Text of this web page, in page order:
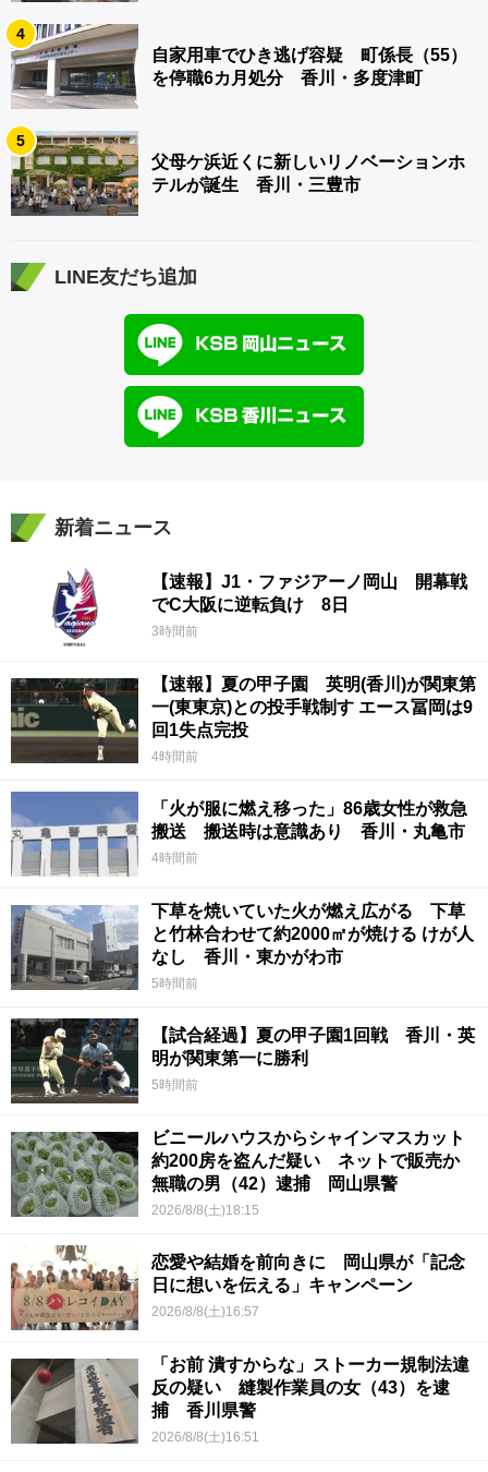
4
自家用車でひき逃げ容疑 町係長（55）
を停職6カ月処分 香川・多度津町
5
父母ケ浜近くに新しいリノベーションホ
テルが誕生 香川・三豊市
LINE友だち追加
新着ニュース
【速報】J1・ファジアーノ岡山 開幕戦
でC大阪に逆転負け 8日
3時間前
【速報】夏の甲子園 英明(香川)が関東第
一(東東京)との投手戦制す エース冨岡は9
回1失点完投
4時間前
「火が服に燃え移った」86歳女性が救急
搬送 搬送時は意識あり 香川・丸亀市
4時間前
下草を焼いていた火が燃え広がる 下草
と竹林合わせて約2000㎡が焼ける けが人
なし 香川・東かがわ市
5時間前
【試合経過】夏の甲子園1回戦 香川・英
明が関東第一に勝利
5時間前
ビニールハウスからシャインマスカット
約200房を盗んだ疑い ネットで販売か
無職の男（42）逮捕 岡山県警
2026/8/8(土)18:15
恋愛や結婚を前向きに 岡山県が「記念
日に想いを伝える」キャンペーン
2026/8/8(土)16:57
「お前 潰すからな」ストーカー規制法違
反の疑い 縫製作業員の女（43）を逮
捕 香川県警
2026/8/8(土)16:51